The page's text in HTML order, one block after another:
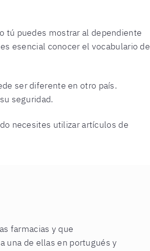
tú puedes mostrar al dependiente
esencial conocer el vocabulario de
ser diferente en otro país.
seguridad.
necesites utilizar artículos de
farmacias y que
una de ellas en portugués y